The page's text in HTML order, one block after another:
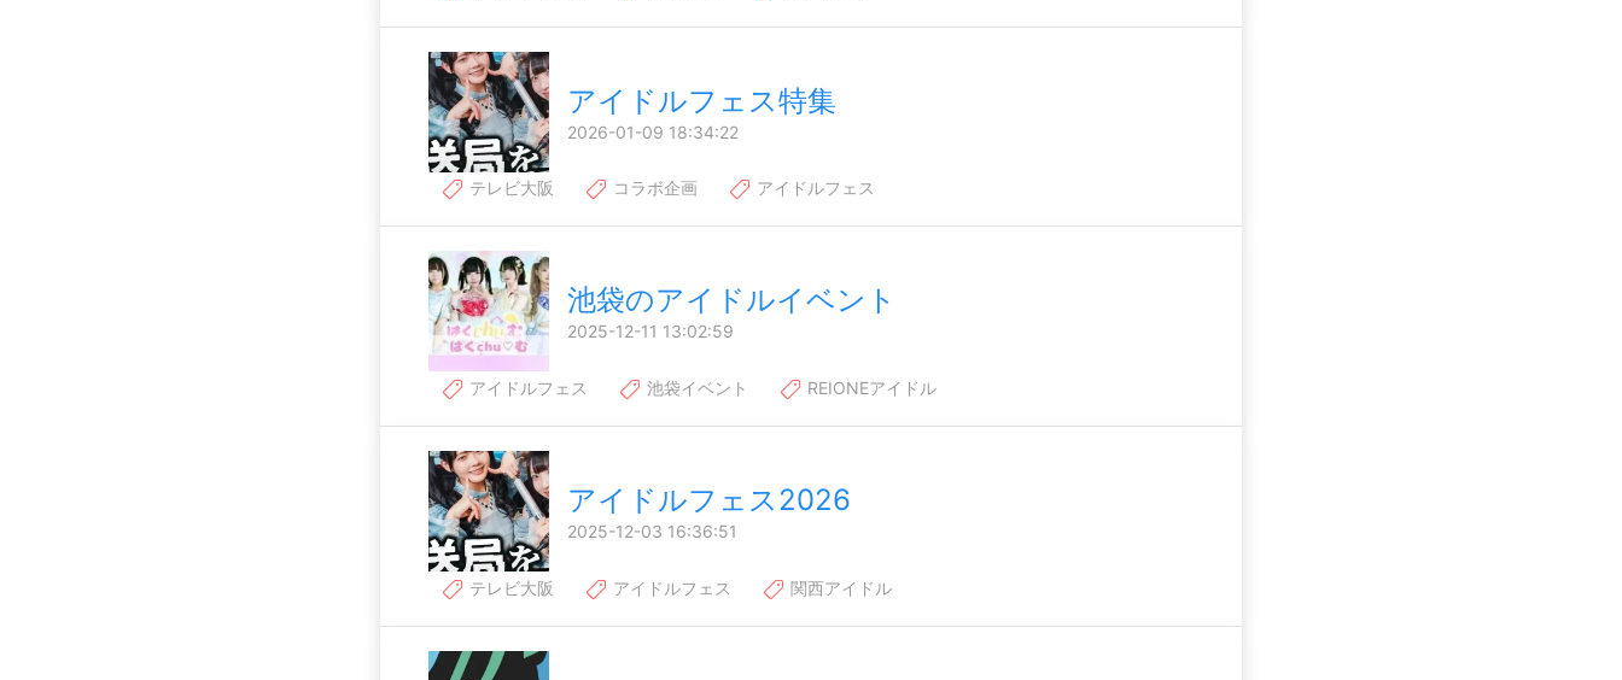
アイドルフェス特集
2026-01-09 18:34:22
テレビ大阪 コラボ企画 アイドルフェス
池袋のアイドルイベント
2025-12-11 13:02:59
アイドルフェス 池袋イベント REIONEアイドル
アイドルフェス2026
2025-12-03 16:36:51
テレビ大阪 アイドルフェス 関西アイドル